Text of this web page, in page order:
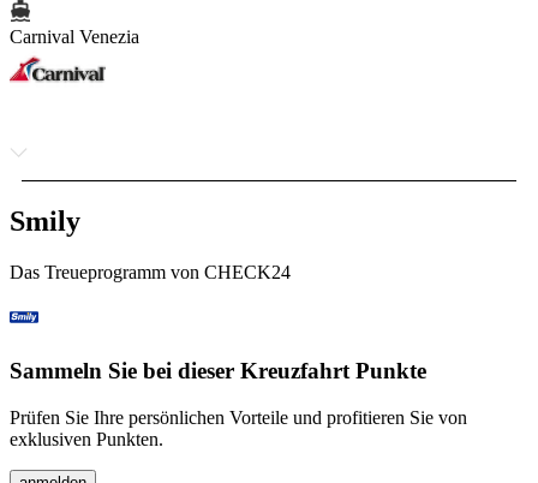
Carnival Venezia
Smily
Das Treueprogramm von CHECK24
Sammeln Sie bei dieser Kreuzfahrt Punkte
Prüfen Sie Ihre persönlichen Vorteile und profitieren Sie von
exklusiven Punkten.